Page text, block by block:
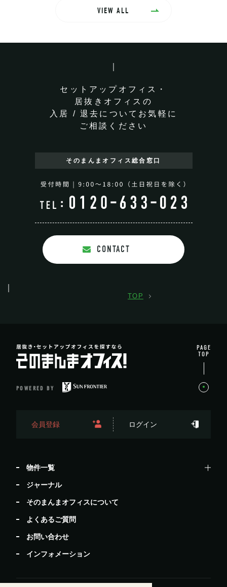
VIEW ALL
セットアップオフィス・
居抜きオフィスの
入居 / 退去についてお気軽に
ご相談ください
そのまんまオフィス 総合窓口
CONTACT
TOP
POWERED BY
会員登録 ログイン
物件一覧
ジャーナル
そのまんまオフィスについて
よくあるご質問
お問い合わせ
インフォメーション
PAGE
TOP